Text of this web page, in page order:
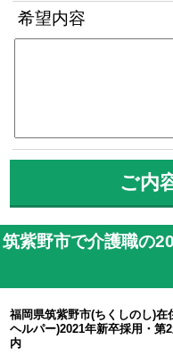
希望内容
筑紫野市で介護職の
福岡県筑紫野市(ちくしのし)在
ヘルパー)2021年新卒採用・第
内